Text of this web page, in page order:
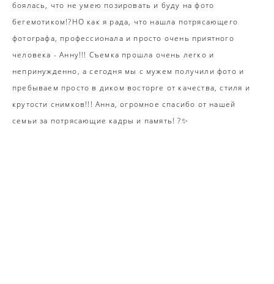
боялась, что не умею позировать и буду на фото
бегемотиком!?НО как я рада, что нашла потрясающего
фотографа, профессионала и просто очень приятного
человека - Анну!!! Съемка прошла очень легко и
непринужденно, а сегодня мы с мужем получили фото и
пребываем просто в диком восторге от качества, стиля и
крутости снимков!!! Анна, огромное спасибо от нашей
семьи за потрясающие кадры и память! ?✨